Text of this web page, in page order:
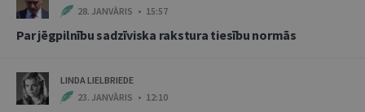
28. JANVĀRIS • 15:57
Par jēgpilnību sadzīviska rakstura tiesību normās
LINDA LIELBRIEDE
23. JANVĀRIS • 12:10